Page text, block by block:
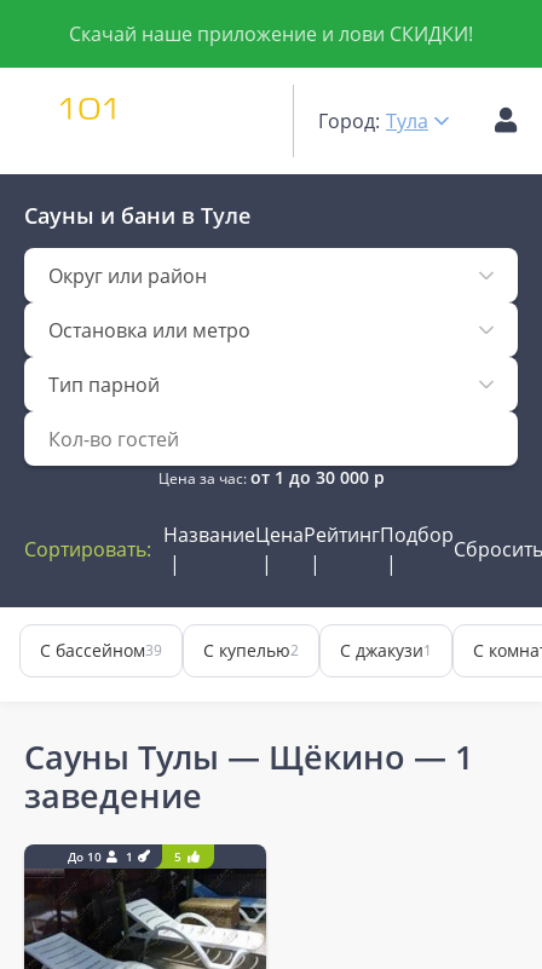
Скачай наше приложение и лови СКИДКИ!
Город: Тула
Сауны и бани в Туле
Округ или район
Остановка или метро
Тип парной
Цена за час:от 1 до 30 000р
Сортировать:
НазваниеЦенаРейтингПодбор
Сбросить
С бассейном39 С купелью2 С джакузи1 С
Сауны Тулы — Щёкино — 1
заведение
До 10 1 5